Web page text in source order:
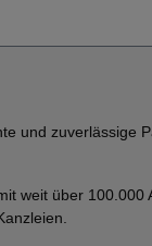
und zuverlässige
weit über 100.000